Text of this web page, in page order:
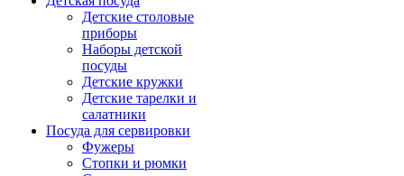
Детские столовые
приборы
Наборы детской
посуды
Детские кружки
Детские тарелки и
салатники
Посуда для сервировки
Фужеры
Стопки и рюмки